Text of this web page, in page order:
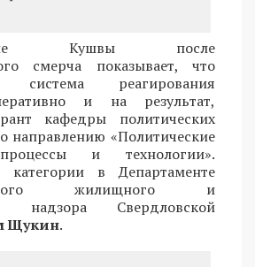
Кушвы после
смерча показывает, что
система реагирования
и на результат,
кафедры политических
направлению «Политические
и технологии».
категории в Департаменте
жилищного и
надзора Свердловской
Щукин.